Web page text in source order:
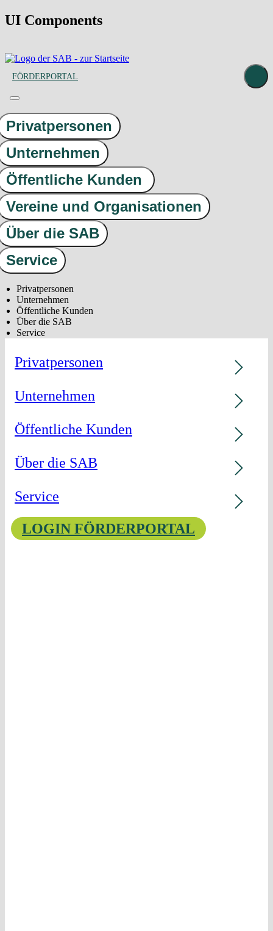
UI Components
FÖRDERPORTAL
Privatpersonen
Unternehmen
Öffentliche Kunden
Vereine und Organisationen
Über die SAB
Service
Privatpersonen
Unternehmen
Öffentliche Kunden
Über die SAB
Service
Privatpersonen
Unternehmen
Öffentliche Kunden
Über die SAB
Service
LOGIN FÖRDERPORTAL